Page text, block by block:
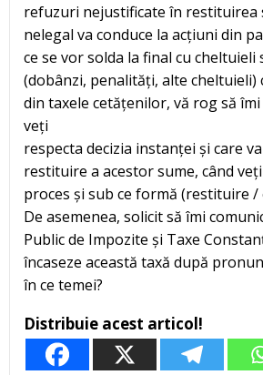
refuzuri nejustificate în restituirea
nelegal va conduce la acțiuni din
ce se vor solda la final cu
(dobânzi, penalități, alte
din taxele cetățenilor, vă rog să
veți
respecta decizia instanței și care
restituire a acestor sume, când
proces și sub ce formă (restituire /
De asemenea, solicit să îmi
Public de Impozite și Taxe
încaseze această taxă după
în ce temei?
Distribuie acest articol!